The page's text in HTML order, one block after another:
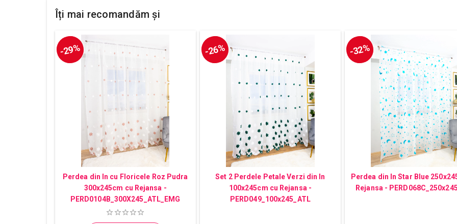
Îți mai recomandăm și
-29%
Perdea din In cu Floricele Roz Pudra
300x245cm cu Rejansa -
PERD0104B_300X245_ATL_EMG
-26%
Set 2 Perdele Petale Verzi din In
100x245cm cu Rejansa -
PERD049_100x245_ATL
-32%
Perdea din In Star Blue
Rejansa -